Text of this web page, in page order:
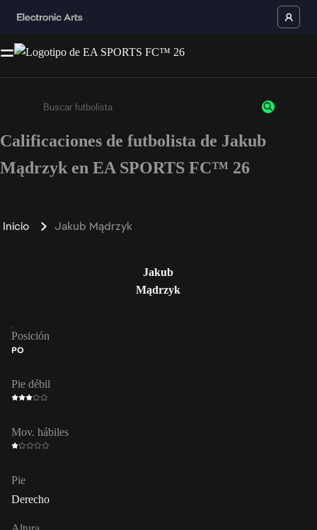
Ingresa un mínimo de 3 caracteres o números
Calificaciones de futbolista de Jakub
Mądrzyk en EA SPORTS FC™ 26
Inicio Jakub Mądrzyk
Jakub
Mądrzyk
Posición
PO
Pie débil
Mov. hábiles
Pie
Derecho